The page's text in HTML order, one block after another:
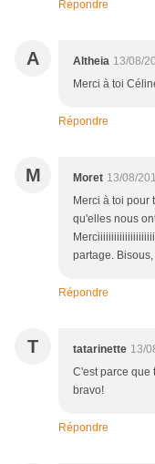
Répondre
A Altheia 13/08/
Merci à toi
Répondre
M Moret 13/08/
Merci à toi pour
qu'elles nous
partage.
Répondre
T tatarinette 13/
C'est parce que
bravo!
Répondre